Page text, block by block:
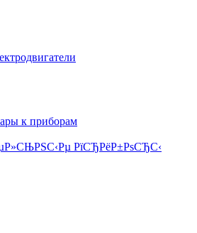
к приборам
РїСЂРёР±РѕСЂС‹